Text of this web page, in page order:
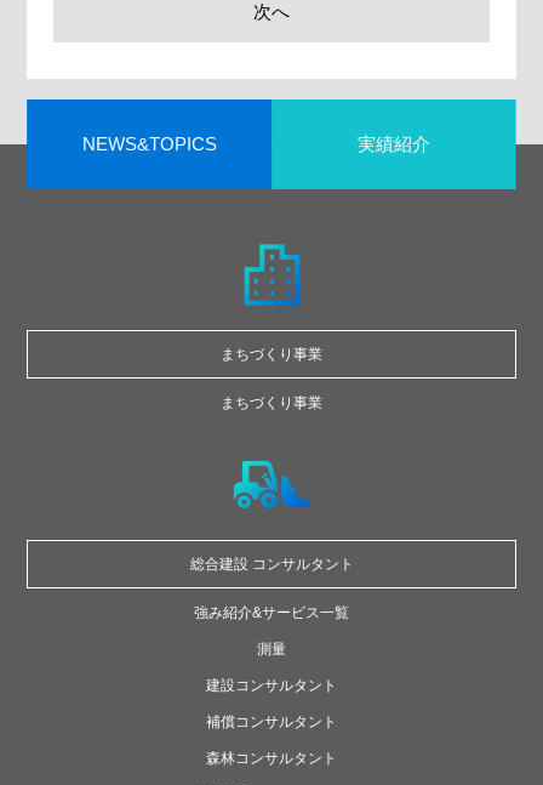
次へ
NEWS&TOPICS 実績紹介
まちづくり事業
まちづくり事業
総合建設 コンサルタント
強み紹介&サービス一覧
測量
建設コンサルタント
補償コンサルタント
森林コンサルタント